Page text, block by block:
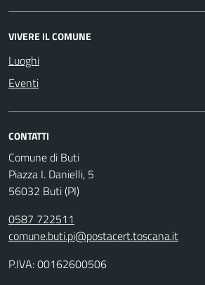
VIVERE IL COMUNE
Luoghi
Eventi
CONTATTI
Comune di Buti
Piazza I. Danielli, 5
56032 Buti (PI)
0587 722511
comune.buti.pi@postacert.toscana.it
P.IVA: 00162600506